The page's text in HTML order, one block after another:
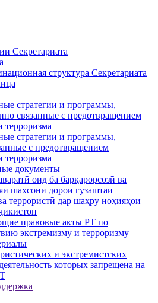
Секретариата
структура Секретариата
стратегии и программы,
связанные с предотвращением
терроризма
стратегии и программы,
с предотвращением
терроризма
документы
оид ба барқарорсозӣ ва
шахсони дорои гузаштаи
террористӣ дар шаҳру ноҳияҳои
правовые акты РТ по
экстремизму и терроризму
и экстремистских
которых запрещена на